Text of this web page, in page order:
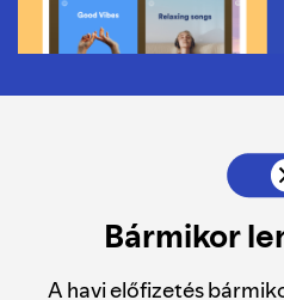
Bármikor
A havi előfizetés